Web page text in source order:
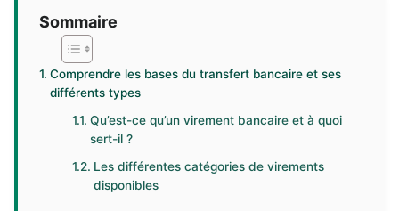
Sommaire
Comprendre les bases du transfert bancaire et ses
différents types
Qu’est-ce qu’un virement bancaire et à quoi
sert-il ?
Les différentes catégories de virements
disponibles